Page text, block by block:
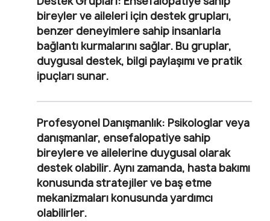
bireyler ve aileleri için destek grupları,
benzer deneyimlere sahip insanlarla
bağlantı kurmalarını sağlar. Bu gruplar,
duygusal destek, bilgi paylaşımı ve pratik
ipuçları sunar.
Profesyonel Danışmanlık: Psikologlar veya
danışmanlar, ensefalopatiye sahip
bireylere ve ailelerine duygusal olarak
destek olabilir. Aynı zamanda, hasta bakımı
konusunda stratejiler ve baş etme
mekanizmaları konusunda yardımcı
olabilirler.